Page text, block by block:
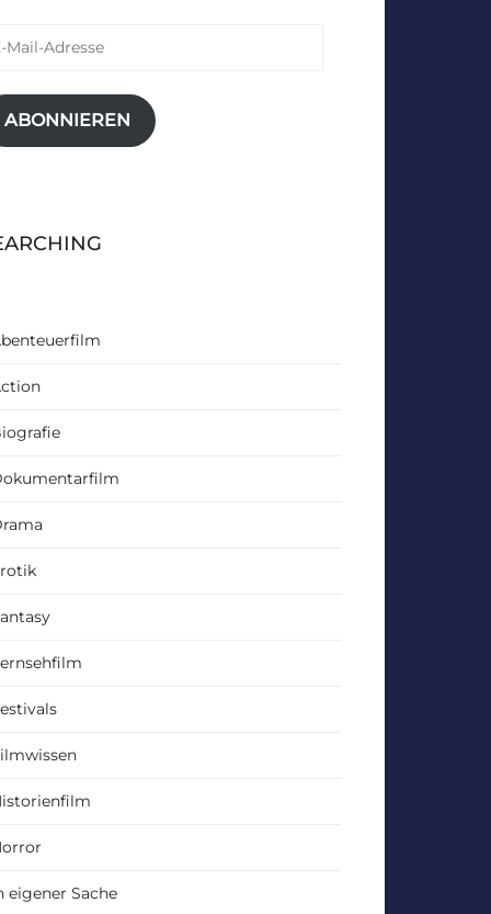
ABONNIEREN
eigener Sache